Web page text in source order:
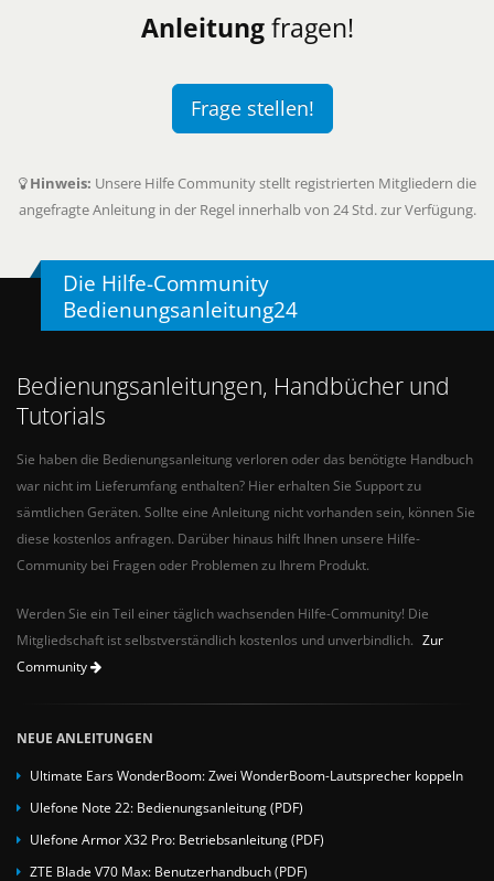
Anleitungfragen!
Frage stellen!
Hinweis: Unsere Hilfe Community stellt registrierten Mitgliedern die
angefragte Anleitung in der Regel innerhalb von 24 Std. zur Verfügung.
Die Hilfe-Community
Bedienungsanleitung24
Bedienungsanleitungen, Handbücher und
Tutorials
Sie haben die Bedienungsanleitung verloren oder das benötigte Handbuch
war nicht im Lieferumfang enthalten? Hier erhalten Sie Support zu
sämtlichen Geräten. Sollte eine Anleitung nicht vorhanden sein, können Sie
diese kostenlos anfragen. Darüber hinaus hilft Ihnen unsere Hilfe-
Community bei Fragen oder Problemen zu Ihrem Produkt.
Werden Sie ein Teil einer täglich wachsenden Hilfe-Community! Die
Mitgliedschaft ist selbstverständlich kostenlos und unverbindlich. Zur
Community
NEUE ANLEITUNGEN
Ultimate Ears WonderBoom: Zwei WonderBoom-Lautsprecher koppeln
Ulefone Note 22: Bedienungsanleitung (PDF)
Ulefone Armor X32 Pro: Betriebsanleitung (PDF)
ZTE Blade V70 Max: Benutzerhandbuch (PDF)